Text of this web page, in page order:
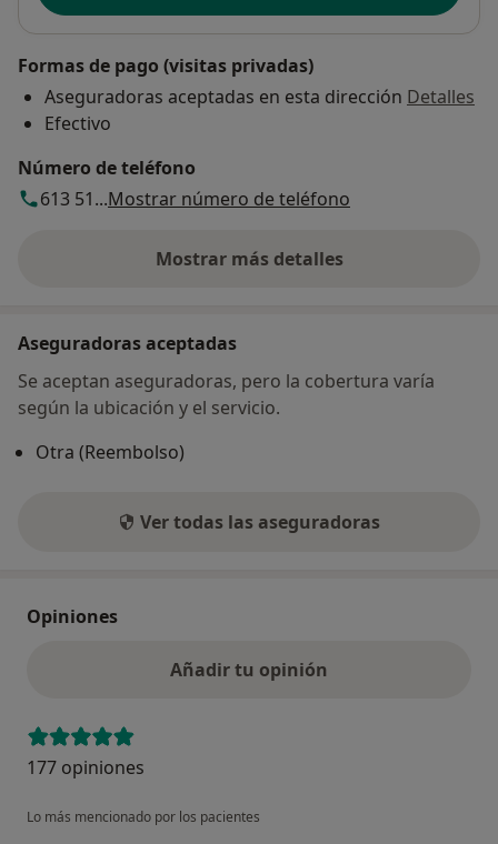
Formas de pago (visitas privadas)
Aseguradoras aceptadas en esta dirección Detalles
Efectivo
Número de teléfono
613 51...Mostrar número de teléfono
Mostrar más detalles
sobre la dirección
Aseguradoras aceptadas
Se aceptan aseguradoras, pero la cobertura varía
según la ubicación y el servicio.
Otra (Reembolso)
Ver todas las aseguradoras
Opiniones
Añadir tu opinión
177 opiniones
Lo más mencionado por los pacientes